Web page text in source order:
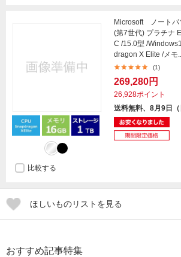
Microsoft ノートパ
(第7世代) プラチナ
C /15.0型 /
dragon X Elite /メモ
(1)
269,280円
26,928ポイント
送料無料、8月9日（
比較する
ほしいものリストを見る
おすすめ記事特集